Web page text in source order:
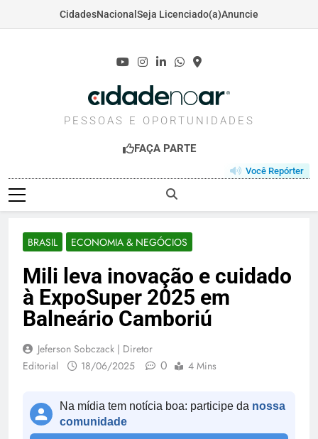
CidadesNacional Seja Licenciado(a)Anuncie
CIDADENOAR.COM
PESSOAS E OPORTUNIDADES
FAÇA PARTE
Você Repórter
BRASIL ECONOMIA & NEGÓCIOS
Mili leva inovação e cuidado
à ExpoSuper 2025 em
Balneário Camboriú
Jeferson Sobczack | Diretor
Editorial
18/06/2025 0 4 Mins
Na mídia tem notícia boa: participe da nossa
comunidade